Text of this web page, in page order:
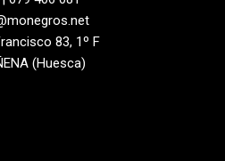
83, 1º F
(Huesca)